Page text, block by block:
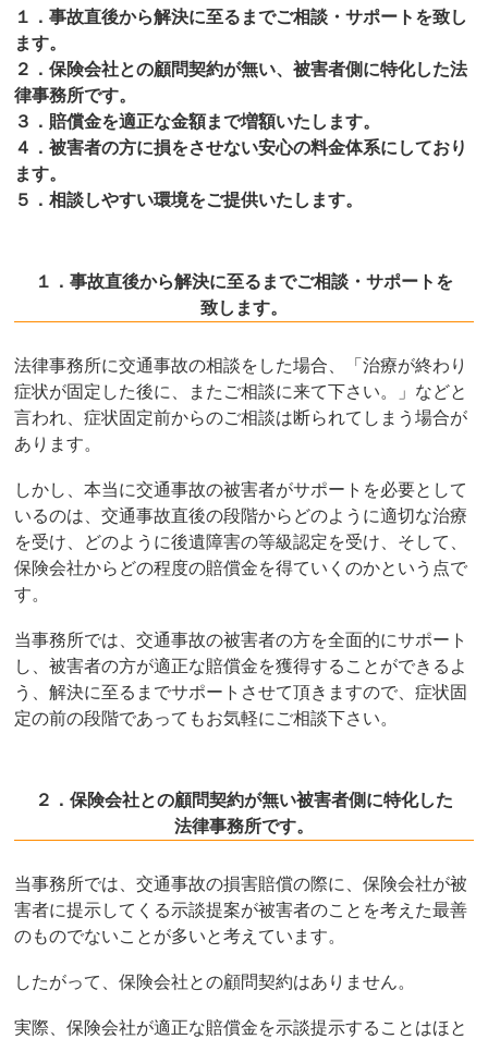
１．事故直後から解決に至るまでご相談・サポートを致し
ます。
２．保険会社との顧問契約が無い、被害者側に特化した法
律事務所です。
３．賠償金を適正な金額まで増額いたします。
４．被害者の方に損をさせない安心の料金体系にしており
ます。
５．相談しやすい環境をご提供いたします。
１．事故直後から解決に至るまでご相談・サポートを
致します。
法律事務所に交通事故の相談をした場合、「治療が終わり
症状が固定した後に、またご相談に来て下さい。」などと
言われ、症状固定前からのご相談は断られてしまう場合が
あります。
しかし、本当に交通事故の被害者がサポートを必要として
いるのは、交通事故直後の段階からどのように適切な治療
を受け、どのように後遺障害の等級認定を受け、そして、
保険会社からどの程度の賠償金を得ていくのかという点で
す。
当事務所では、交通事故の被害者の方を全面的にサポート
し、被害者の方が適正な賠償金を獲得することができるよ
う、解決に至るまでサポートさせて頂きますので、症状固
定の前の段階であってもお気軽にご相談下さい。
２．保険会社との顧問契約が無い被害者側に特化した
法律事務所です。
当事務所では、交通事故の損害賠償の際に、保険会社が被
害者に提示してくる示談提案が被害者のことを考えた最善
のものでないことが多いと考えています。
したがって、保険会社との顧問契約はありません。
実際、保険会社が適正な賠償金を示談提示することはほと